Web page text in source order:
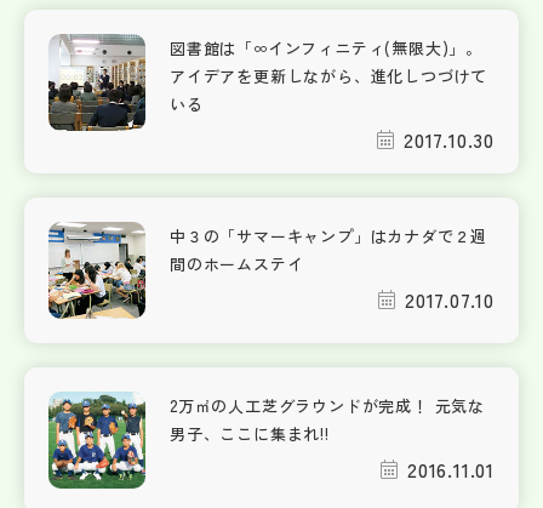
図書館は「∞インフィニティ(無限大)」。
アイデアを更新しながら、進化しつづけて
いる
2017.10.30
中３の「サマーキャンプ」はカナダで２週
間のホームステイ
2017.07.10
2万㎡の人工芝グラウンドが完成！ 元気な
男子、ここに集まれ!!
2016.11.01